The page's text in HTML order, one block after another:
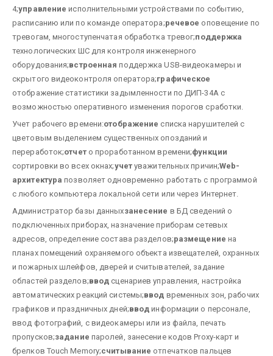
4;управление исполнительными устройствами по событию,
расписанию или по команде оператора;речевое оповещение по
тревогам, многоступенчатая обработка тревог;поддержка
технологических ШС для контроля инженерного
оборудования;встроенная поддержка USB-видеокамеры и
скрытого видеоконтроля оператора;графическое
отображение статистики задымленности по ДИП-34А с
возможностью оперативного изменения порогов сработки.
Учет рабочего времени:отображение списка нарушителей с
цветовым выделением существенных опозданий и
переработок;отчето проработанном времени;функции
сортировки во всех окнах;учетуважительных причин;Web-
архитектура позволяет одновременно работать с программой
с любого компьютера локальной сети или через Интернет.
Администратор базы данныхзанесение в БД сведений о
подключенных приборах, назначение приборам сетевых
адресов, определение состава разделов;размещение на
планах помещений охраняемого объекта извещателей, охранных
и пожарных шлейфов, дверей и считывателей, задание
областей разделов;ввод сценариев управления, настройка
автоматических реакций системы;ввод временных зон, рабочих
графиков и праздничных дней;ввод информации о персонале,
ввод фотографий, с видеокамеры или из файла, печать
пропусков;задание паролей, занесение кодов Proxy-карт и
брелков Touch Memory;считывание отпечатков пальцев